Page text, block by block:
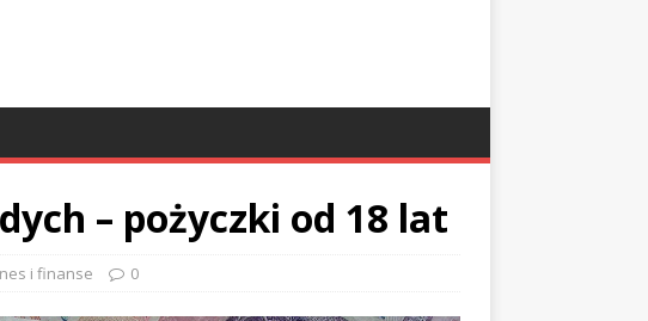
– pożyczki od 18 lat
i finanse 0